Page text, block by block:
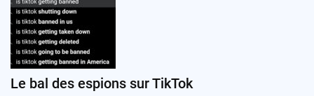
Le bal des espions sur TikTok